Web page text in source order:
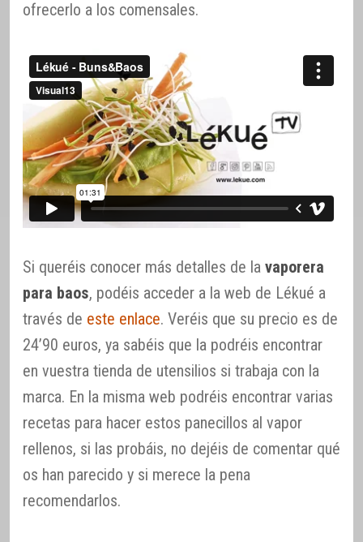
ofrecerlo a los comensales.
Si queréis conocer más detalles de la vaporera
para baos, podéis acceder a la web de Lékué a
través de este enlace. Veréis que su precio es de
24’90 euros, ya sabéis que la podréis encontrar
en vuestra tienda de utensilios si trabaja con la
marca. En la misma web podréis encontrar varias
recetas para hacer estos panecillos al vapor
rellenos, si las probáis, no dejéis de comentar qué
os han parecido y si merece la pena
recomendarlos.